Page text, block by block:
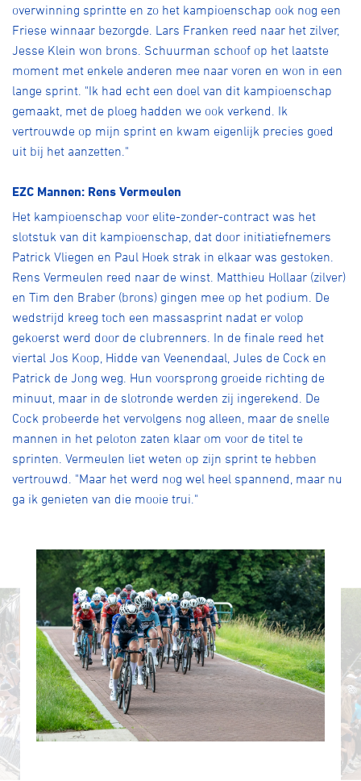
overwinning sprintte en zo het kampioenschap ook nog een
Friese winnaar bezorgde. Lars Franken reed naar het zilver,
Jesse Klein won brons. Schuurman schoof op het laatste
moment met enkele anderen mee naar voren en won in een
lange sprint. "Ik had echt een doel van dit kampioenschap
gemaakt, met de ploeg hadden we ook verkend. Ik
vertrouwde op mijn sprint en kwam eigenlijk precies goed
uit bij het aanzetten."
EZC Mannen: Rens Vermeulen
Het kampioenschap voor elite-zonder-contract was het
slotstuk van dit kampioenschap, dat door initiatiefnemers
Patrick Vliegen en Paul Hoek strak in elkaar was gestoken.
Rens Vermeulen reed naar de winst. Matthieu Hollaar (zilver)
en Tim den Braber (brons) gingen mee op het podium. De
wedstrijd kreeg toch een massasprint nadat er volop
gekoerst werd door de clubrenners. In de finale reed het
viertal Jos Koop, Hidde van Veenendaal, Jules de Cock en
Patrick de Jong weg. Hun voorsprong groeide richting de
minuut, maar in de slotronde werden zij ingerekend. De
Cock probeerde het vervolgens nog alleen, maar de snelle
mannen in het peloton zaten klaar om voor de titel te
sprinten. Vermeulen liet weten op zijn sprint te hebben
vertrouwd. "Maar het werd nog wel heel spannend, maar nu
ga ik genieten van die mooie trui."